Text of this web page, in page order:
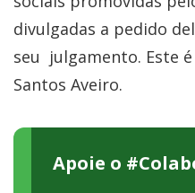
divulgadas a pedido
seu julgamento. Este
Santos Aveiro.
Apoie o